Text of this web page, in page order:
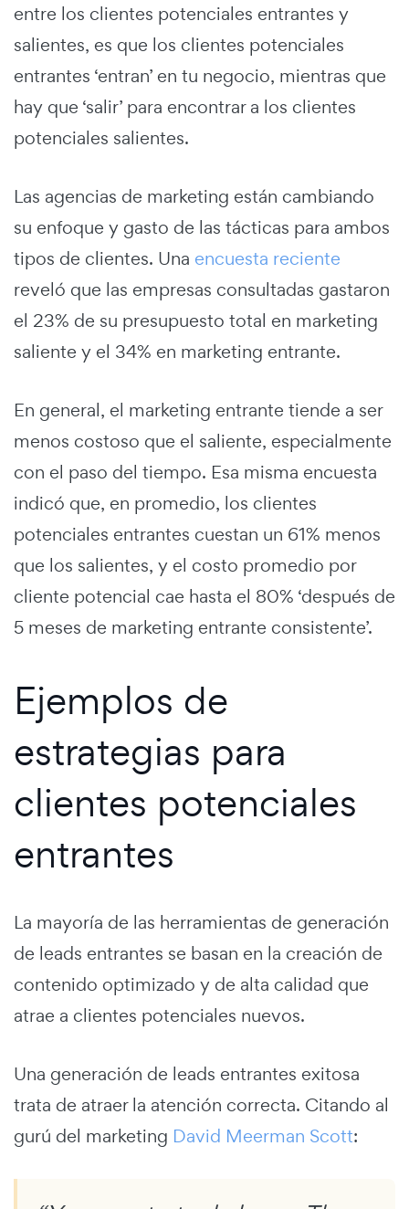
entre los clientes potenciales entrantes y
salientes, es que los clientes potenciales
entrantes ‘entran’ en tu negocio, mientras que
hay que ‘salir’ para encontrar a los clientes
potenciales salientes.
Las agencias de marketing están cambiando
su enfoque y gasto de las tácticas para ambos
tipos de clientes. Una encuesta reciente
reveló que las empresas consultadas gastaron
el 23% de su presupuesto total en marketing
saliente y el 34% en marketing entrante.
En general, el marketing entrante tiende a ser
menos costoso que el saliente, especialmente
con el paso del tiempo. Esa misma encuesta
indicó que, en promedio, los clientes
potenciales entrantes cuestan un 61% menos
que los salientes, y el costo promedio por
cliente potencial cae hasta el 80% ‘después de
5 meses de marketing entrante consistente’.
Ejemplos de
estrategias para
clientes potenciales
entrantes
La mayoría de las herramientas de generación
de leads entrantes se basan en la creación de
contenido optimizado y de alta calidad que
atrae a clientes potenciales nuevos.
Una generación de leads entrantes exitosa
trata de atraer la atención correcta. Citando al
gurú del marketing David Meerman Scott: